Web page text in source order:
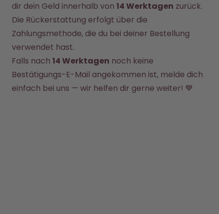
Back to School - Spare bis zu
25%
Design Edition:
createdbygabe × air up®
dir dein Geld innerhalb von 14 Werktagen zurück.
Die Rückerstattung erfolgt über die
Zahlungsmethode, die du bei deiner Bestellung
verwendet hast.
Falls nach 14 Werktagen noch keine
Bestätigungs-E-Mail angekommen ist, melde dich
einfach bei uns — wir helfen dir gerne weiter! 💙